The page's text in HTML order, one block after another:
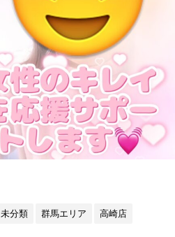
未分類 群馬エリア 高崎店